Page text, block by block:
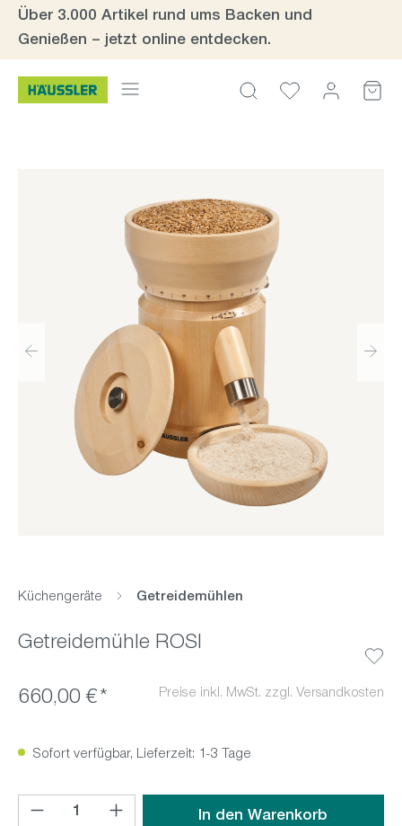
Zum Hauptinhalt springen
Über 3.000 Artikel rund ums Backen und
Genießen – jetzt online entdecken.
Küchengeräte Getreidemühlen
Getreidemühle ROSI
660,00 €* Preise inkl. MwSt. zzgl. Versandkosten
Sofort verfügbar, Lieferzeit: 1-3 Tage
Produkt Anzahl: Gib den gewünschten Wert ein oder
In den Warenkorb